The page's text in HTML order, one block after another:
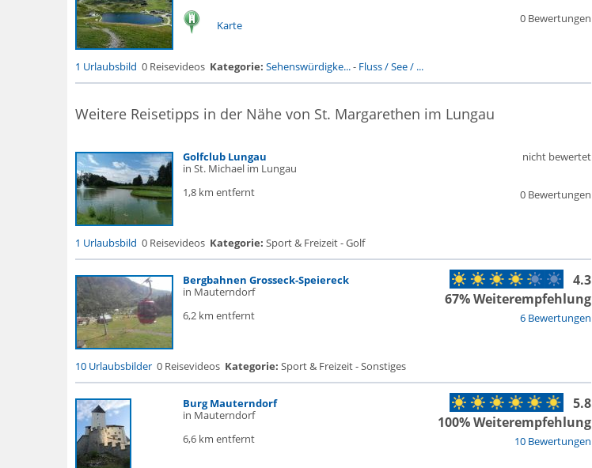
Karte 0 Bewertungen
1 Urlaubsbild 0 Reisevideos Kategorie: Sehenswürdigke...- Fluss / See / ...
Weitere Reisetipps in der Nähe von St. Margarethen im Lungau
Golfclub Lungau
in St. Michael im Lungau
1,8 km entfernt
0 Bewertungen
nicht bewertet
1 Urlaubsbild 0 Reisevideos Kategorie: Sport & Freizeit - Golf
Bergbahnen Grosseck-Speiereck
in Mauterndorf
6,2 km entfernt
6 Bewertungen
4.3
67% Weiterempfehlung
10 Urlaubsbilder 0 Reisevideos Kategorie: Sport & Freizeit - Sonstiges
Burg Mauterndorf
in Mauterndorf
6,6 km entfernt
10 Bewertungen
5.8
100% Weiterempfehlung